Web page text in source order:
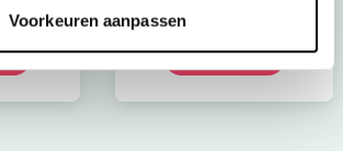
Voorkeuren aanpassen
Bekijk nu